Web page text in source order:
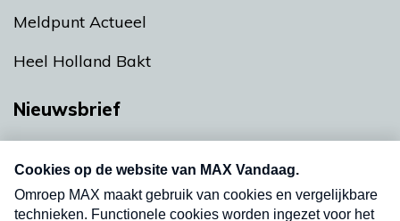
Meldpunt Actueel
Heel Holland Bakt
Nieuwsbrief
nieuwsbrief. Elke vrijdag- en dinsdagochtend in
uw mailbox.